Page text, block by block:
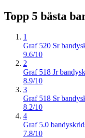
Topp 5 bästa
1
Graf 520 Sr
9.6/10
2
Graf 518 Jr
8.9/10
3
Graf 518 Sr
8.2/10
4
Graf 5.0
7.8/10